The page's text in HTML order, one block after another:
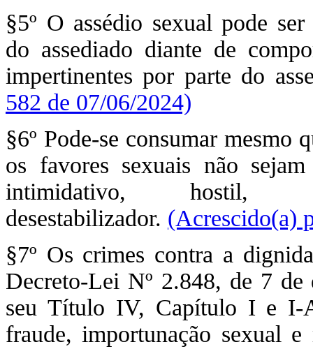
§5º O assédio sexual pode
do assediado diante de
impertinentes por parte do
582 de 07/06/2024)
§6º Pode-se consumar mesmo
os favores sexuais não
intimidativo, hostil,
desestabilizador. (Acrescido(a)
§7º Os crimes contra a
Decreto-Lei Nº 2.848, de 7
seu Título IV, Capítulo I e I-
fraude, importunação sexual